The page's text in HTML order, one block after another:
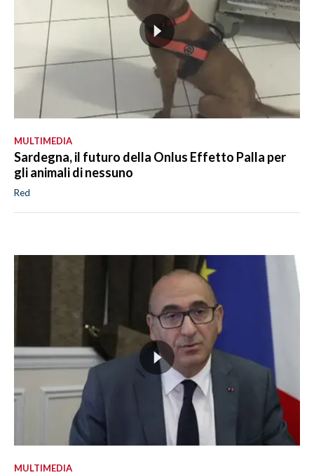
MULTIMEDIA
Sardegna, il futuro della Onlus Effetto Palla per
gli animali di nessuno
Red
MULTIMEDIA